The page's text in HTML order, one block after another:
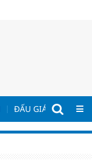
ĐẤU GIÁ - ĐẤU